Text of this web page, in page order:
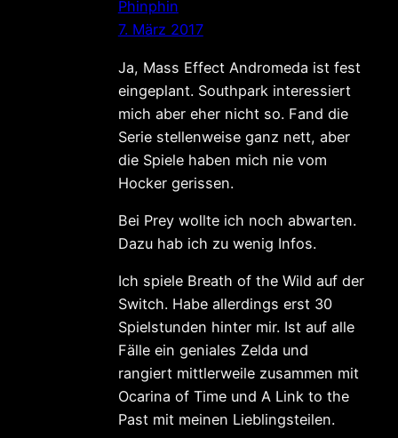
Phinphin
7. März 2017
Ja, Mass Effect Andromeda ist fest
eingeplant. Southpark interessiert
mich aber eher nicht so. Fand die
Serie stellenweise ganz nett, aber
die Spiele haben mich nie vom
Hocker gerissen.
Bei Prey wollte ich noch abwarten.
Dazu hab ich zu wenig Infos.
Ich spiele Breath of the Wild auf der
Switch. Habe allerdings erst 30
Spielstunden hinter mir. Ist auf alle
Fälle ein geniales Zelda und
rangiert mittlerweile zusammen mit
Ocarina of Time und A Link to the
Past mit meinen Lieblingsteilen.